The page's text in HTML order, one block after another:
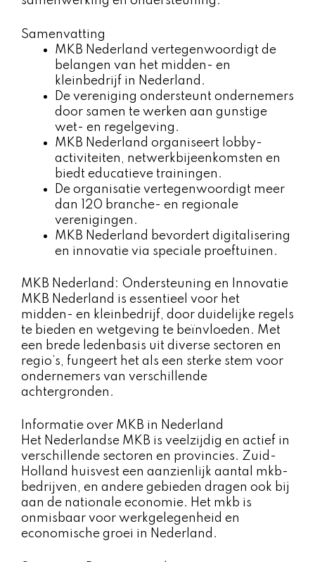
Samenvatting
MKB Nederland vertegenwoordigt de
belangen van het midden- en
kleinbedrijf in Nederland.
De vereniging ondersteunt ondernemers
door samen te werken aan gunstige
wet- en regelgeving.
MKB Nederland organiseert lobby-
activiteiten, netwerkbijeenkomsten en
biedt educatieve trainingen.
De organisatie vertegenwoordigt meer
dan 120 branche- en regionale
verenigingen.
MKB Nederland bevordert digitalisering
en innovatie via speciale proeftuinen.
MKB Nederland: Ondersteuning en Innovatie
MKB Nederland is essentieel voor het
midden- en kleinbedrijf, door duidelijke regels
te bieden en wetgeving te beïnvloeden. Met
een brede ledenbasis uit diverse sectoren en
regio’s, fungeert het als een sterke stem voor
ondernemers van verschillende
achtergronden.
Informatie over MKB in Nederland
Het Nederlandse MKB is veelzijdig en actief in
verschillende sectoren en provincies. Zuid-
Holland huisvest een aanzienlijk aantal mkb-
bedrijven, en andere gebieden dragen ook bij
aan de nationale economie. Het mkb is
onmisbaar voor werkgelegenheid en
economische groei in Nederland.